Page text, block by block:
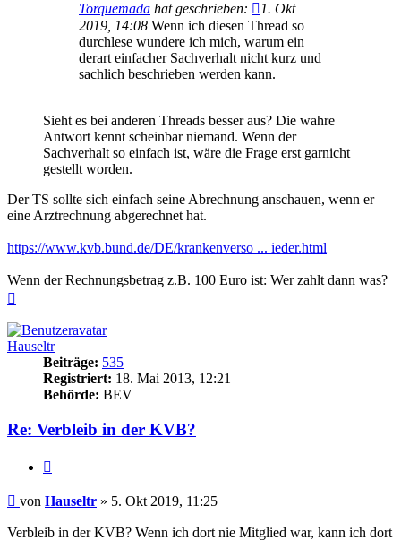
Torquemada hat geschrieben:
1. Okt
2019, 14:08 Wenn ich diesen Thread so
durchlese wundere ich mich, warum ein
derart einfacher Sachverhalt nicht kurz und
sachlich beschrieben werden kann.
Sieht es bei anderen Threads besser aus? Die wahre
Antwort kennt scheinbar niemand. Wenn der
Sachverhalt so einfach ist, wäre die Frage erst garnicht
gestellt worden.
Der TS sollte sich einfach seine Abrechnung anschauen, wenn er
eine Arztrechnung abgerechnet hat.
https://www.kvb.bund.de/DE/krankenverso ... ieder.html
Wenn der Rechnungsbetrag z.B. 100 Euro ist: Wer zahlt dann was?
Hauseltr
Beiträge: 535
Registriert: 18. Mai 2013, 12:21
Behörde: BEV
Re: Verbleib in der KVB?
Beitrag
von Hauseltr » 5. Okt 2019, 11:25
Verbleib in der KVB? Wenn ich dort nie Mitglied war, kann ich dort